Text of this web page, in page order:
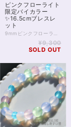
ピンクフローライト
限定バイカラー
✨16.5cmブレスレ
ット
¥9,300
SOLD OUT